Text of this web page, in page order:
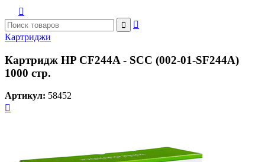



Картриджи
Картридж HP CF244A - SCC (002-01-SF244A)
1000 стр.
Артикул: 58452
